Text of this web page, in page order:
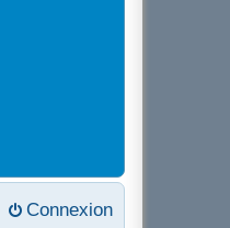
Connexion